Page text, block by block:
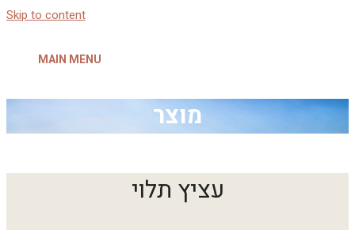
Skip to content
MAIN MENU
מוצר
עציץ תלוי